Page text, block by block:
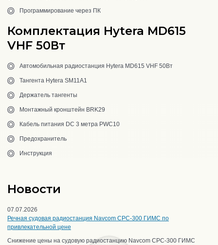
Программирование через ПК
Комплектация Hytera MD615
VHF 50Вт
Автомобильная радиостанция Hytera MD615 VHF 50Вт
Тангента Hytera SM11A1
Держатель тангенты
Монтажный кронштейн BRK29
Кабель питания DC 3 метра PWC10
Предохранитель
Инструкция
Новости
07.07.2026
Речная судовая радиостанция Navcom CPC-300 ГИМС по
привлекательной цене
Снижение цены на судовую радиостанцию Navcom CPC-300 ГИМС